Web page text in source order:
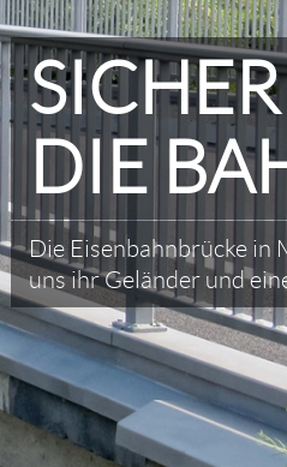
DIE
Die Eisenbahnbrücke in
uns ihr Geländer und